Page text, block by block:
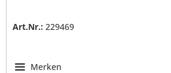
Art.Nr.: 229469
Merken